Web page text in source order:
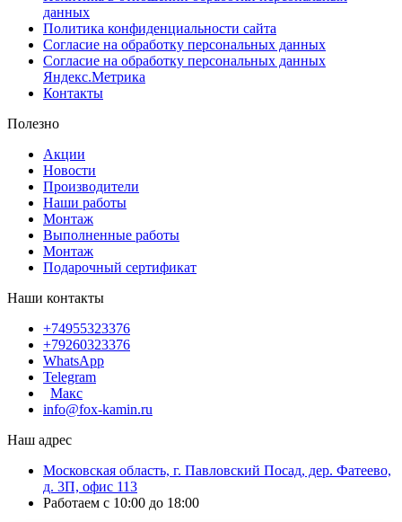
данных
Политика конфиденциальности сайта
Согласие на обработку персональных данных
Согласие на обработку персональных данных
Яндекс.Метрика
Контакты
Полезно
Акции
Новости
Производители
Наши работы
Монтаж
Выполненные работы
Монтаж
Подарочный сертификат
Наши контакты
+74955323376
+79260323376
WhatsApp
Telegram
Макс
info@fox-kamin.ru
Наш адрес
Московская область, г. Павловский Посад, дер. Фатеево,
д. 3П, офис 113
Работаем с 10:00 до 18:00